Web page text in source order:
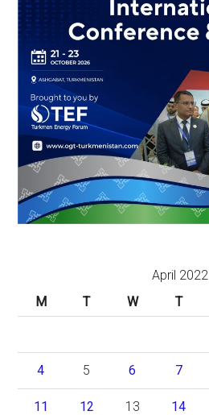
April 2022
M
T W T
4 5 6 7
11 12 13 14